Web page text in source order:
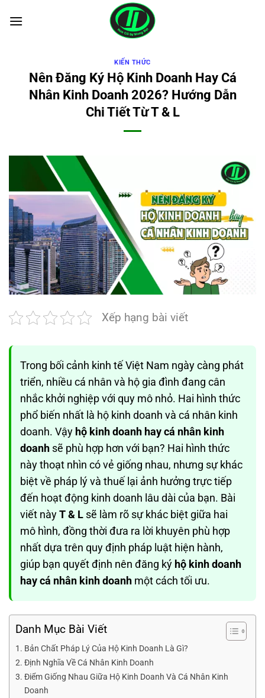
qua
KIẾN THỨC
Nên Đăng Ký Hộ Kinh Doanh Hay Cá
Nhân Kinh Doanh 2026? Hướng Dẫn
Chi Tiết Từ T & L
Xếp hạng bài viết
Trong bối cảnh kinh tế Việt Nam ngày càng phát
triển, nhiều cá nhân và hộ gia đình đang cân
nhắc khởi nghiệp với quy mô nhỏ. Hai hình thức
phổ biến nhất là hộ kinh doanh và cá nhân kinh
doanh. Vậy hộ kinh doanh hay cá nhân kinh
doanh sẽ phù hợp hơn với bạn? Hai hình thức
này thoạt nhìn có vẻ giống nhau, nhưng sự khác
biệt về pháp lý và thuế lại ảnh hưởng trực tiếp
đến hoạt động kinh doanh lâu dài của bạn. Bài
viết nàyT & L sẽ làm rõ sự khác biệt giữa hai
mô hình, đồng thời đưa ra lời khuyên phù hợp
nhất dựa trên quy định pháp luật hiện hành,
giúp bạn quyết định nên đăng ký hộ kinh doanh
hay cá nhân kinh doanh một cách tối ưu.
Danh Mục Bài Viết
Bản Chất Pháp Lý Của Hộ Kinh Doanh Là Gì?
Định Nghĩa Về Cá Nhân Kinh Doanh
Điểm Giống Nhau Giữa Hộ Kinh Doanh Và Cá Nhân Kinh
Doanh